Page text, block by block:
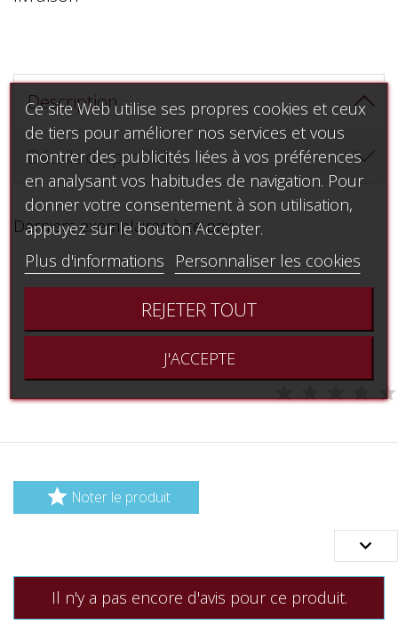
Description
Détails du produit
Derniers exemplaires à ce prix
Avis (0) - Modération des avis
 Noter le produit

Il n'y a pas encore d'avis pour ce produit.
Ce site Web utilise ses propres cookies et ceux
de tiers pour améliorer nos services et vous
montrer des publicités liées à vos préférences
en analysant vos habitudes de navigation. Pour
donner votre consentement à son utilisation,
appuyez sur le bouton Accepter.
Plus d'informations
Personnaliser les cookies
REJETER TOUT
J'ACCEPTE